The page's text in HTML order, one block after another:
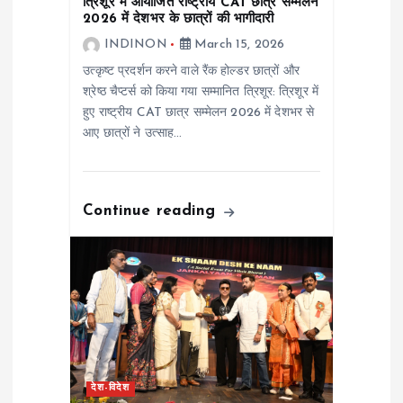
त्रिशूर में आयोजित राष्ट्रीय CAT छात्र सम्मेलन
2026 में देशभर के छात्रों की भागीदारी
INDINON
March 15, 2026
उत्कृष्ट प्रदर्शन करने वाले रैंक होल्डर छात्रों और
श्रेष्ठ चैप्टर्स को किया गया सम्मानित त्रिशूर: त्रिशूर में
हुए राष्ट्रीय CAT छात्र सम्मेलन 2026 में देशभर से
आए छात्रों ने उत्साह…
Continue reading
देश-विदेश